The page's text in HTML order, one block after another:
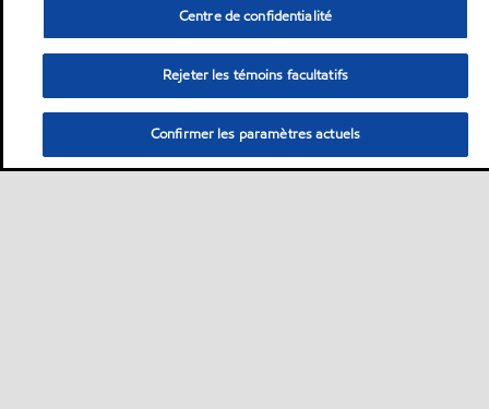
Centre de confidentialité
Rejeter les témoins facultatifs
Confirmer les paramètres actuels